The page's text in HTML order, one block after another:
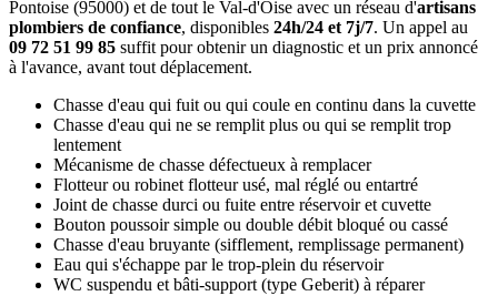
Pontoise (95000) et de tout le Val-d'Oise avec un réseau d'artisans
plombiers de confiance, disponibles 24h/24 et 7j/7. Un appel au
09 72 51 99 85 suffit pour obtenir un diagnostic et un prix annoncé
à l'avance, avant tout déplacement.
Chasse d'eau qui fuit ou qui coule en continu dans la cuvette
Chasse d'eau qui ne se remplit plus ou qui se remplit trop
lentement
Mécanisme de chasse défectueux à remplacer
Flotteur ou robinet flotteur usé, mal réglé ou entartré
Joint de chasse durci ou fuite entre réservoir et cuvette
Bouton poussoir simple ou double débit bloqué ou cassé
Chasse d'eau bruyante (sifflement, remplissage permanent)
Eau qui s'échappe par le trop-plein du réservoir
WC suspendu et bâti-support (type Geberit) à réparer